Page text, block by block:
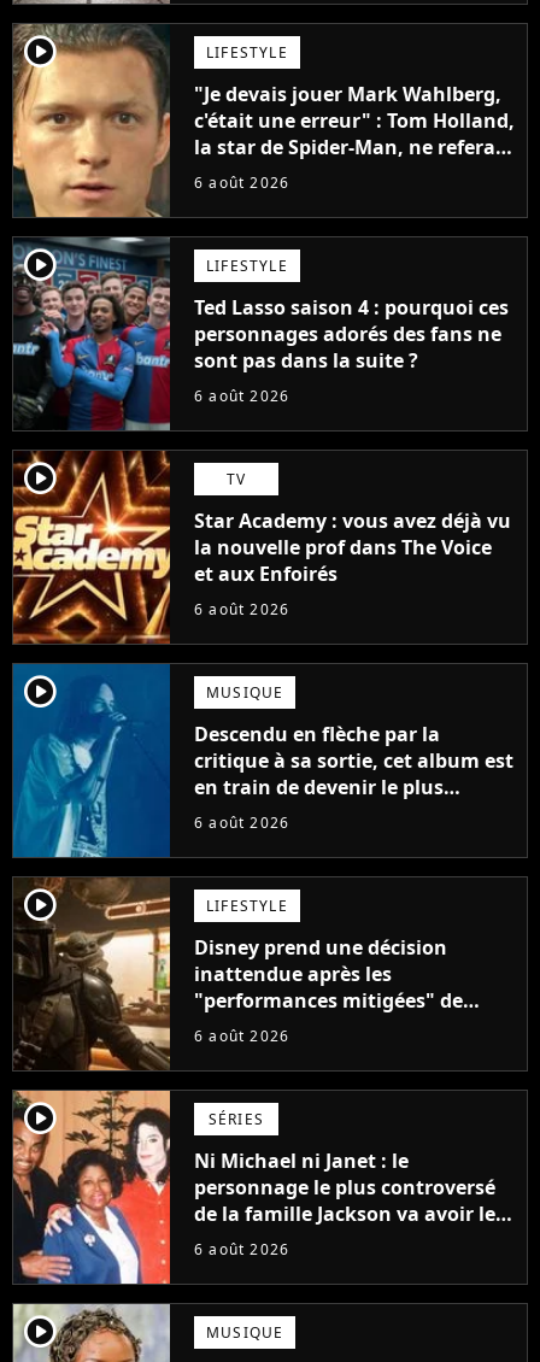
player2 LIFESTYLE
"Je devais jouer Mark Wahlberg,
c'était une erreur" : Tom Holland,
la star de Spider-Man, ne referait
pas ce blockbuster
6 août 2026
player2 LIFESTYLE
Ted Lasso saison 4 : pourquoi ces
personnages adorés des fans ne
sont pas dans la suite ?
6 août 2026
player2 TV
Star Academy : vous avez déjà vu
la nouvelle prof dans The Voice
et aux Enfoirés
6 août 2026
player2 MUSIQUE
Descendu en flèche par la
critique à sa sortie, cet album est
en train de devenir le plus
populaire de son auteur
6 août 2026
player2 LIFESTYLE
Disney prend une décision
inattendue après les
"performances mitigées" de
Vaiana et The Mandalorian &
6 août 2026
player2 SÉRIES
Ni Michael ni Janet : le
personnage le plus controversé
de la famille Jackson va avoir le
droit à sa propre série
6 août 2026
player2 MUSIQUE